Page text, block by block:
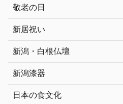
敬老の日
新居祝い
新潟・白根仏壇
新潟漆器
日本の食文化